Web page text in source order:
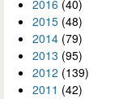
2016 (40)
2015 (48)
2014 (79)
2013 (95)
2012 (139)
2011 (42)